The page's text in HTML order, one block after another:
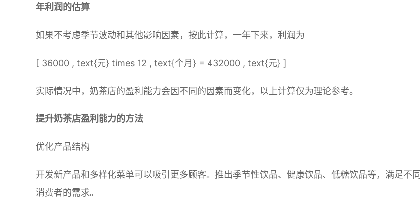
年利润的估算
如果不考虑季节波动和其他影响因素，按此计算，一年下来，利润为
[ 36000 , text{元} times 12 , text{个月} = 432000 , text{元} ]
实际情况中，奶茶店的盈利能力会因不同的因素而变化，以上计算仅为理论参考。
提升奶茶店盈利能力的方法
优化产品结构
开发新产品和多样化菜单可以吸引更多顾客。推出季节性饮品、健康饮品、低糖饮品等，满足不同
消费者的需求。